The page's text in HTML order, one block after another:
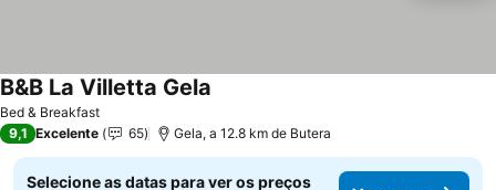
Bed & Breakfast
B&B La Villetta Gela
9,1 Excelente 65 Gela, a 12.8 km de Butera
Selecione as datas para ver os preços